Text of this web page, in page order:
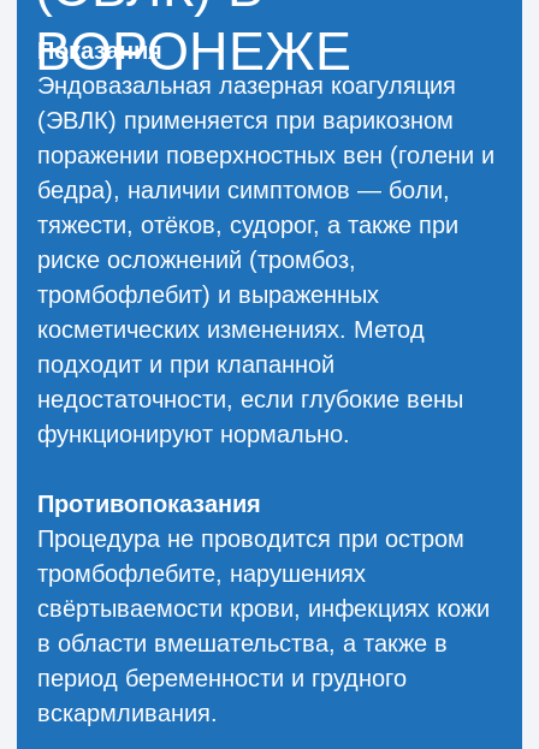
не требуются, и сразу назначается
компрессионная терапия.
Механизм действия
Лазерное воздействие нагревает стенки
их коагуляцию. В результате просвет
сосуда закрывается, кровоток
прекращается, а со временем вена
Преимущества
травматичностью, отсутствием разрезов
и рубцов, быстрым восстановлением
(возврат к обычной жизни уже на
эффективностью — до 90–98%.
Возможные риски
В редких случаях могут возникать
незначительная боль, чувство жжения,
гематомы, тромбообразование или
Восстановление
После процедуры рекомендуется носить
компрессионный трикотаж, сохранять
умеренную физическую активность (в